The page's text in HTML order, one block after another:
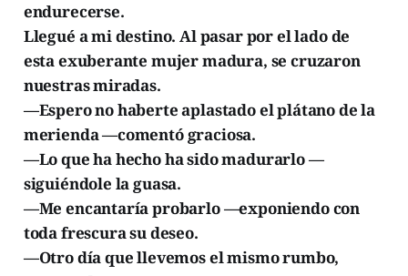
endurecerse.
Llegué a mi destino. Al pasar por el lado de
esta exuberante mujer madura, se cruzaron
nuestras miradas.
—Espero no haberte aplastado el plátano de la
merienda —comentó graciosa.
—Lo que ha hecho ha sido madurarlo —
siguiéndole la guasa.
—Me encantaría probarlo —exponiendo con
toda frescura su deseo.
—Otro día que llevemos el mismo rumbo,